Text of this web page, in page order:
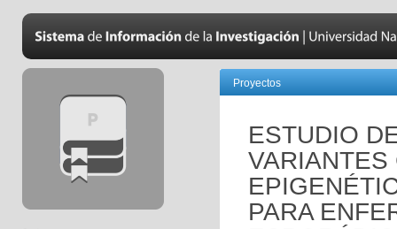
Proyectos
ESTUDIO
VARIANTES
PARA